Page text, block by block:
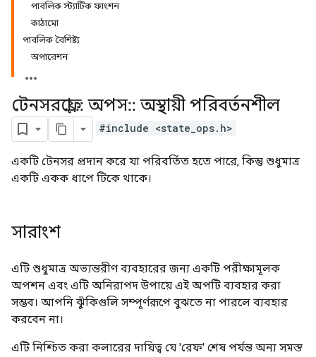
পাবলিক স্ট্যাটিক ফাংশন
কাঠামো
পাবলিক বৈশিষ্ট্য
অপারেশন
টেনসরফ্লো:: অপস:: অস্থায়ী পরিবর্তনশীল
#include <state_ops.h>
একটি টেনসর প্রদান করে যা পরিবর্তিত হতে পারে, কিন্তু শুধুমাত্র
একটি একক ধাপে টিকে থাকে।
সারাংশ
এটি শুধুমাত্র অভ্যন্তরীণ ব্যবহারের জন্য একটি পরীক্ষামূলক
অপশন এবং এটি অনিরাপদ উপায়ে এই অপটি ব্যবহার করা
সম্ভব। আপনি ঝুঁকিগুলি সম্পূর্ণরূপে বুঝতে না পারলে ব্যবহার
করবেন না।
এটি নিশ্চিত করা কলারের দায়িত্ব যে 'রেফ' শেষ পর্যন্ত অন্য সমস্ত